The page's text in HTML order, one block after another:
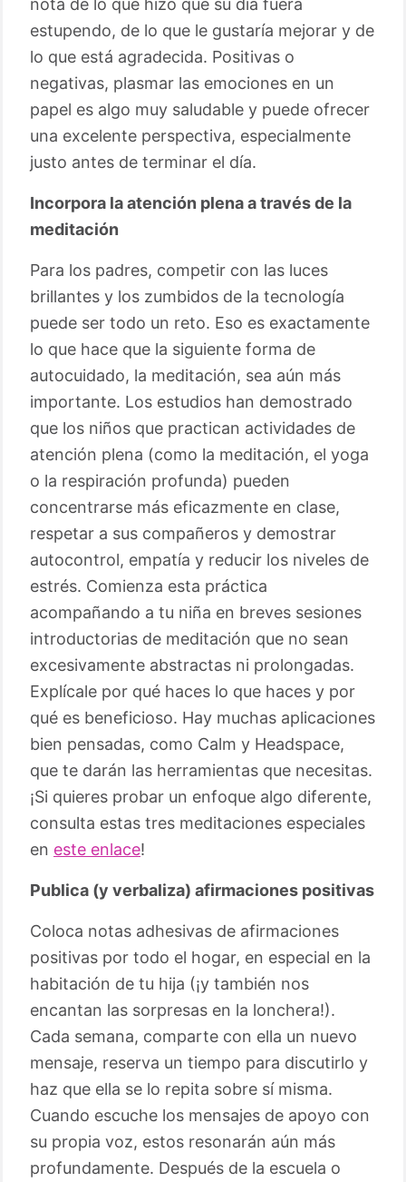
nota de lo que hizo que su día fuera
estupendo, de lo que le gustaría mejorar y de
lo que está agradecida. Positivas o
negativas, plasmar las emociones en un
papel es algo muy saludable y puede ofrecer
una excelente perspectiva, especialmente
justo antes de terminar el día.
Incorpora la atención plena a través de la
meditación
Para los padres, competir con las luces
brillantes y los zumbidos de la tecnología
puede ser todo un reto. Eso es exactamente
lo que hace que la siguiente forma de
autocuidado, la meditación, sea aún más
importante. Los estudios han demostrado
que los niños que practican actividades de
atención plena (como la meditación, el yoga
o la respiración profunda) pueden
concentrarse más eficazmente en clase,
respetar a sus compañeros y demostrar
autocontrol, empatía y reducir los niveles de
estrés. Comienza esta práctica
acompañando a tu niña en breves sesiones
introductorias de meditación que no sean
excesivamente abstractas ni prolongadas.
Explícale por qué haces lo que haces y por
qué es beneficioso. Hay muchas aplicaciones
bien pensadas, como Calm y Headspace,
que te darán las herramientas que necesitas.
¡Si quieres probar un enfoque algo diferente,
consulta estas tres meditaciones especiales
en este enlace!
Publica (y verbaliza) afirmaciones positivas
Coloca notas adhesivas de afirmaciones
positivas por todo el hogar, en especial en la
habitación de tu hija (¡y también nos
encantan las sorpresas en la lonchera!).
Cada semana, comparte con ella un nuevo
mensaje, reserva un tiempo para discutirlo y
haz que ella se lo repita sobre sí misma.
Cuando escuche los mensajes de apoyo con
su propia voz, estos resonarán aún más
profundamente. Después de la escuela o